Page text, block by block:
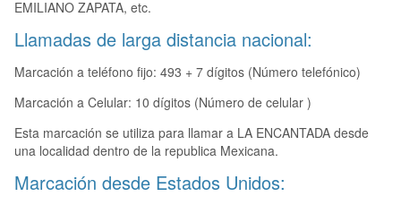
EMILIANO ZAPATA, etc.
Llamadas de larga distancia nacional:
Marcación a teléfono fijo: 493 + 7 dígitos (Número telefónico)
Marcación a Celular: 10 dígitos (Número de celular )
Esta marcación se utiliza para llamar a LA ENCANTADA desde
una localidad dentro de la republica Mexicana.
Marcación desde Estados Unidos: